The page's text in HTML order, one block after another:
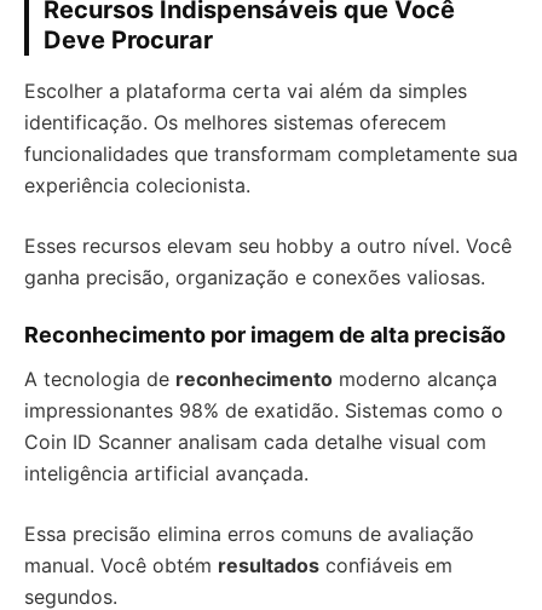
Recursos Indispensáveis que Você
Deve Procurar
Escolher a plataforma certa vai além da simples
identificação. Os melhores sistemas oferecem
funcionalidades que transformam completamente sua
experiência colecionista.
Esses recursos elevam seu hobby a outro nível. Você
ganha precisão, organização e conexões valiosas.
Reconhecimento por imagem de alta precisão
A tecnologia de reconhecimento moderno alcança
impressionantes 98% de exatidão. Sistemas como o
Coin ID Scanner analisam cada detalhe visual com
inteligência artificial avançada.
Essa precisão elimina erros comuns de avaliação
manual. Você obtém resultados confiáveis em
segundos.